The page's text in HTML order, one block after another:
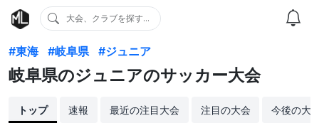
大会、クラブを探す...
#東海 #岐阜県 #ジュニア
岐阜県のジュニアのサッカー大会
トップ 速報 最近の注目大会 注目の大会 今後の大